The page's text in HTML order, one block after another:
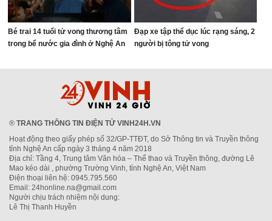
Bé trai 14 tuổi tử vong thương tâm
trong bể nước gia đình ở Nghệ An
Đạp xe tập thể dục lúc rạng sáng, 2
người bị tông tử vong
® TRANG THÔNG TIN ĐIỆN TỬ VINH24H.VN
Hoạt động theo giấy phép số 32/GP-TTĐT, do Sở Thông tin và Truyền thông
tỉnh Nghệ An cấp ngày 3 tháng 4 năm 2018
Địa chỉ: Tầng 4, Trung tâm Văn hóa – Thể thao và Truyền thông, đường Lê
Mao kéo dài , phường Trường Vinh, tỉnh Nghệ An, Việt Nam
Điện thoại liên hệ: 0945.795.560
Email: 24honline.na@gmail.com
Người chịu trách nhiệm nội dung:
Lê Thị Thanh Huyền